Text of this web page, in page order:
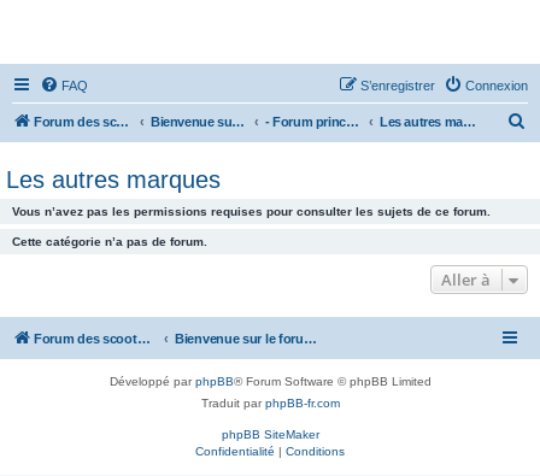
FAQ Connexion
S’enregistrer
Forum des scooters SYM - GTS -MAXSYM - CRUISYM - JOYMAX - Maxsym TL Bienvenue sur le forum des scooters de la gamme SYM - Forum principal - Les autres marques
r
c
Les autres marques
Vous n’avez pas les permissions requises pour consulter les sujets de ce forum.
Cette catégorie n’a pas de forum.
Aller à
Forum des scooters SYM - GTS -MAXSYM - CRUISYM - JOYMAX - Maxsym TL Bienvenue sur le forum des scooters de la gamme SYM
Développé parphpBB® Forum Software © phpBB Limited
Traduit parphpBB-fr.com
phpBB SiteMaker
Confidentialité | Conditions